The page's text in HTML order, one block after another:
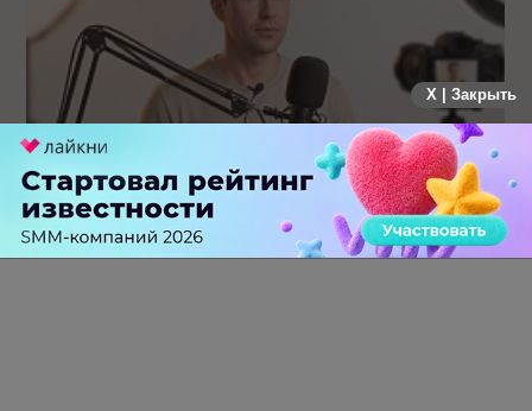
Российский рынок инфлюенс-маркетинга вошел в фазу
стагнации после нескольких лет роста
X | Закрыть